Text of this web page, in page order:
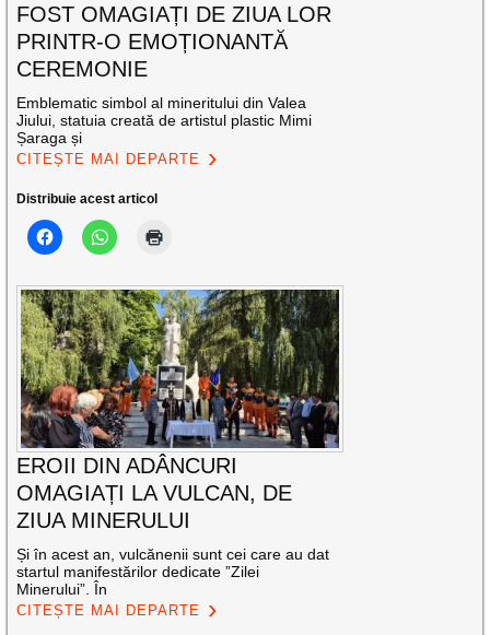
FOST OMAGIAȚI DE ZIUA LOR
PRINTR-O EMOȚIONANTĂ
CEREMONIE
Emblematic simbol al mineritului din Valea
Jiului, statuia creată de artistul plastic Mimi
Șaraga și
CITEȘTE MAI DEPARTE
Distribuie acest articol
EROII DIN ADÂNCURI
OMAGIAȚI LA VULCAN, DE
ZIUA MINERULUI
Și în acest an, vulcănenii sunt cei care au dat
startul manifestărilor dedicate ”Zilei
Minerului”. În
CITEȘTE MAI DEPARTE